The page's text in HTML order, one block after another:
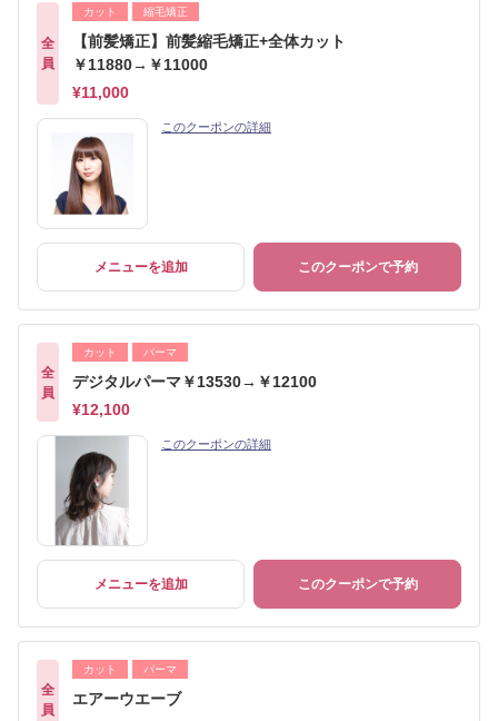
全
員
カット 縮毛矯正
【前髪矯正】前髪縮毛矯正+全体カット
￥11880→￥11000
¥11,000
このクーポンの詳細
メニューを追加 このクーポンで予約
全
員
カット パーマ
デジタルパーマ￥13530→￥12100
¥12,100
このクーポンの詳細
メニューを追加 このクーポンで予約
全
員
カット パーマ
エアーウエーブ